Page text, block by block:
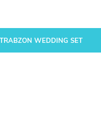
TRABZON WEDDING SET